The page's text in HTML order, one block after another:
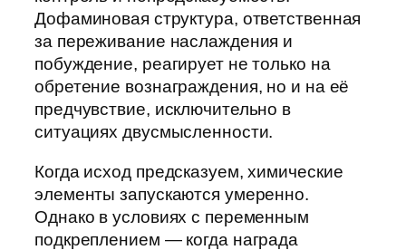
Дофаминовая структура, ответственная
за переживание наслаждения и
побуждение, реагирует не только на
обретение вознаграждения, но и на её
предчувствие, исключительно в
ситуациях двусмысленности.
Когда исход предсказуем, химические
элементы запускаются умеренно.
Однако в условиях с переменным
подкреплением — когда награда